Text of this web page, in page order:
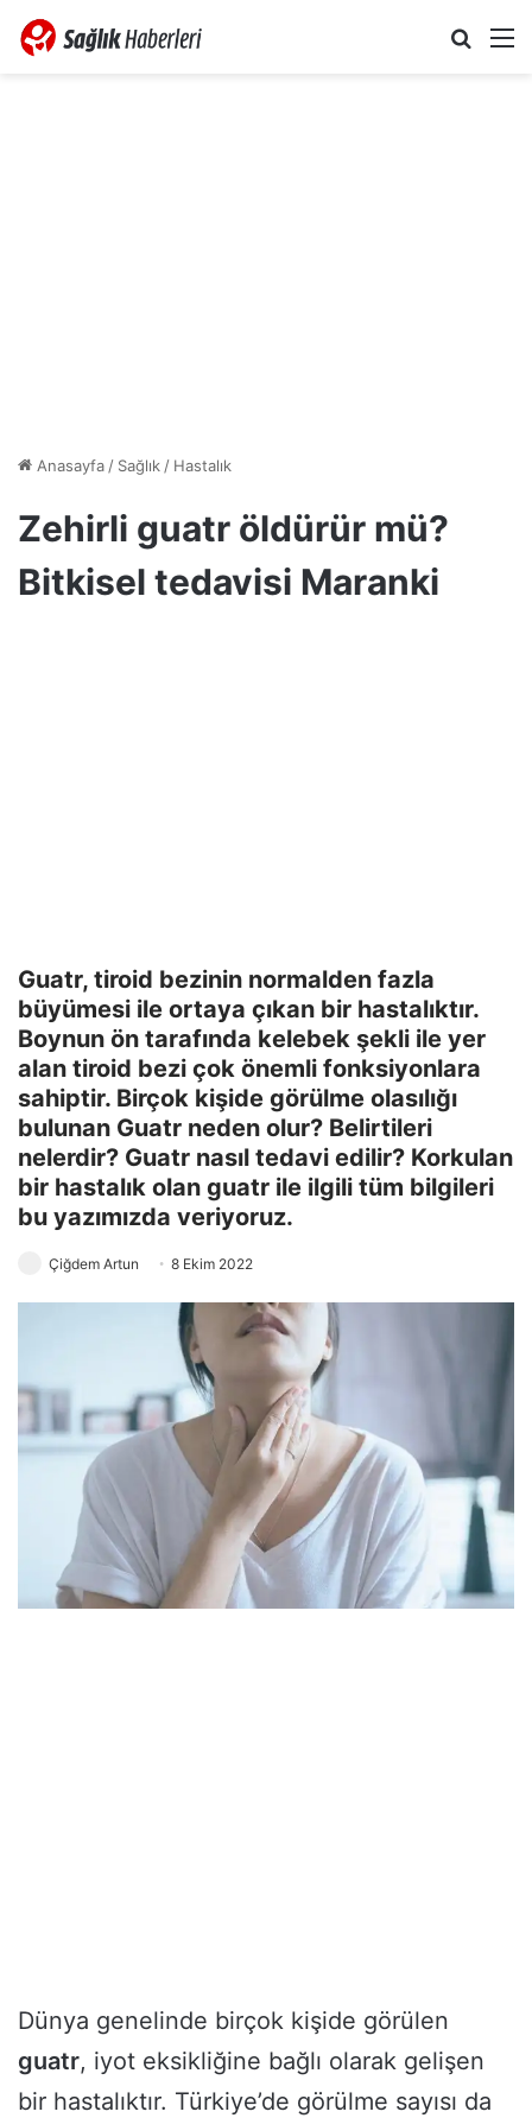
Anasayfa/ Sağlık/ Hastalık
Zehirli guatr öldürür mü?
Bitkisel tedavisi Maranki
Guatr, tiroid bezinin normalden fazla
büyümesi ile ortaya çıkan bir hastalıktır.
Boynun ön tarafında kelebek şekli ile yer
alan tiroid bezi çok önemli fonksiyonlara
sahiptir. Birçok kişide görülme olasılığı
bulunan Guatr neden olur? Belirtileri
nelerdir? Guatr nasıl tedavi edilir? Korkulan
bir hastalık olan guatr ile ilgili tüm bilgileri
bu yazımızda veriyoruz.
Çiğdem Artun 8 Ekim 2022
Dünya genelinde birçok kişide görülen
guatr, iyot eksikliğine bağlı olarak gelişen
bir hastalıktır. Türkiye’de görülme sayısı da